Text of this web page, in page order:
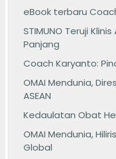
eBook terbaru
STIMUNO Teruji
Panjang
Coach Karyanto:
OMAI Mendunia,
ASEAN
Kedaulatan Obat
OMAI Mendunia,
Global